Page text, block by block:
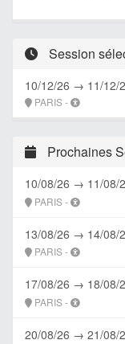
Session
10/12/26 → 11/12/
PARIS -
Prochaines
10/08/26 → 11/08/
PARIS -
13/08/26 → 14/08/
PARIS -
17/08/26 → 18/08/
PARIS -
20/08/26 → 21/08/